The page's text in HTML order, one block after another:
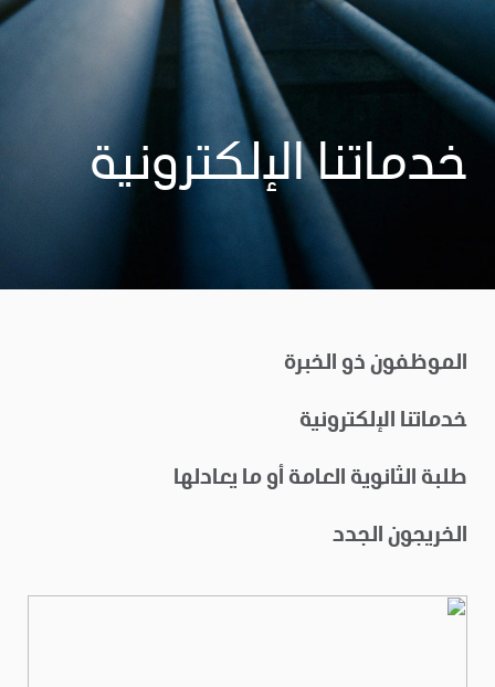
خدماتنا الإلكترونية
الموظفون ذو الخبرة
خدماتنا الإلكترونية
طلبة الثانوية العامة أو ما يعادلها
الخريجون الجدد